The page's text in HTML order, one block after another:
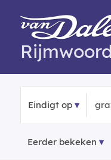
Eindigt op
Eerder bekeken